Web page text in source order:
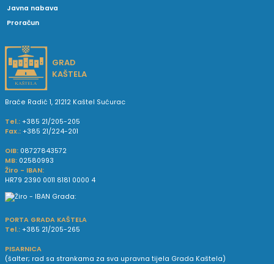
Javna nabava
Proračun
GRAD
KAŠTELA
Braće Radić 1, 21212 Kaštel Sućurac
Tel.: +385 21/205-205
Fax.: +385 21/224-201
OIB: 08727843572
MB: 02580993
Žiro - IBAN:
HR79 2390 0011 8181 0000 4
PORTA GRADA KAŠTELA
Tel.: +385 21/205-265
PISARNICA
(šalter; rad sa strankama za sva upravna tijela Grada Kaštela)